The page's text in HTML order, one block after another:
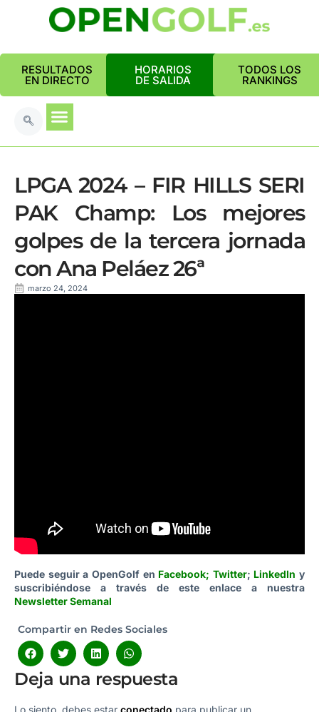
RESULTADOS
EN DIRECTO
HORARIOS
DE SALIDA
TODOS LOS
RANKINGS
LPGA 2024 – FIR HILLS SERI
PAK Champ: Los mejores
golpes de la tercera jornada
con Ana Peláez 26ª
marzo 24, 2024
Puede seguir a OpenGolf en Facebook; Twitter; LinkedIn y
suscribiéndose a través de este enlace a nuestra
Newsletter Semanal
Compartir en Redes Sociales
Deja una respuesta
Lo siento, debes estar conectado para publicar un